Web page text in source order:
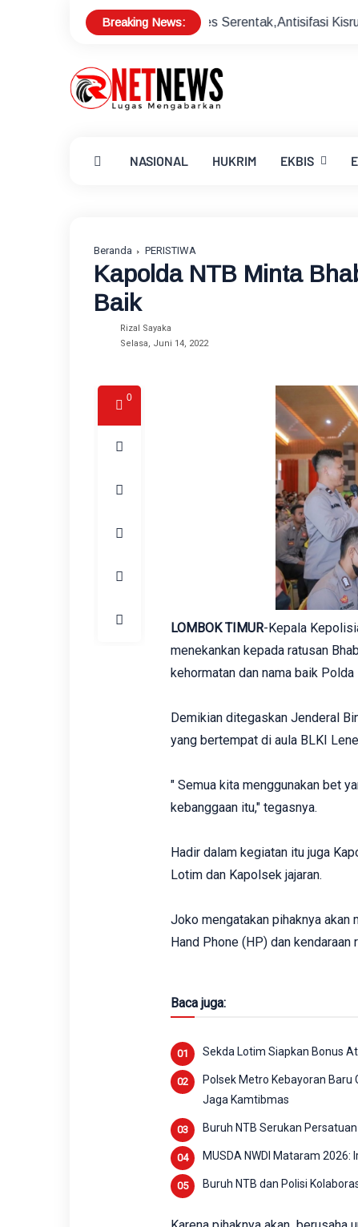
Breaking News:
Pilkades Serentak,Antisifasi Kisruh Pilkades
NASIONAL HUKRIM EKBIS
Beranda PERISTIWA
Kapolda NTB Minta
Baik
Rizal Sayaka
Selasa, Juni 14, 2022
0
LOMBOK TIMUR-Kepala
menekankan kepada ratusan
kehormatan dan nama baik Polda
Demikian ditegaskan Jenderal
yang bertempat di aula BLKI
" Semua kita menggunakan bet
kebanggaan itu," tegasnya.
Hadir dalam kegiatan itu juga
Lotim dan Kapolsek jajaran.
Joko mengatakan ‎pihaknya akan
Hand Phone (HP) dan
Baca juga:
Sekda Lotim Siapkan Bonus
Polsek Metro Kebayoran Baru
Jaga Kamtibmas
Buruh NTB Serukan
MUSDA NWDI Mataram 2026:
Buruh NTB dan Polisi